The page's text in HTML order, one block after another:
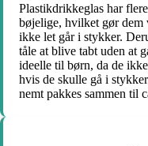
Plastikdrikkeglas har
bøjelige, hvilket gør dem
ikke let går i stykker.
tåle at blive tabt uden at
ideelle til børn, da de
hvis de skulle gå i
nemt pakkes sammen til